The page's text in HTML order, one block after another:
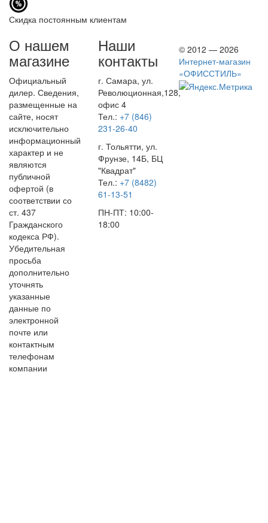
Скидка постоянным клиентам
О нашем
магазине
Официальный
дилер. Сведения,
размещенные на
сайте, носят
исключительно
информационный
характер и не
являются
публичной
офертой (в
соответствии со
ст. 437
Гражданского
кодекса РФ).
Убедительная
просьба
дополнительно
уточнять
указанные
данные по
электронной
почте или
контактным
телефонам
компании
Наши
контакты
г. Самара, ул.
Революционная,128,
офис 4
Тел.: +7 (846)
231-26-40
г. Тольятти, ул.
Фрунзе, 14Б, БЦ
"Квадрат"
Тел.: +7 (8482)
61-13-51
ПН-ПТ: 10:00-
18:00
© 2012 — 2026
Интернет-магазин
«ОФИССТИЛЬ»